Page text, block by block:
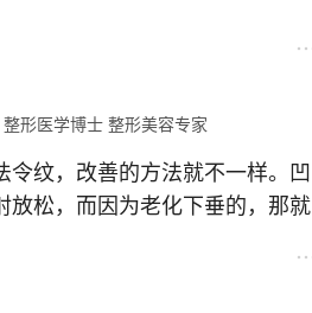
很明显的皱纹、囊袋。面部筋
提；它的网兜状塑形就可以把分
间，然后延缓下垂变形的的趋
整形医学博士 整形美容专家
纹，改善的方法就不一样。凹
放松，而因为老化下垂的，那就